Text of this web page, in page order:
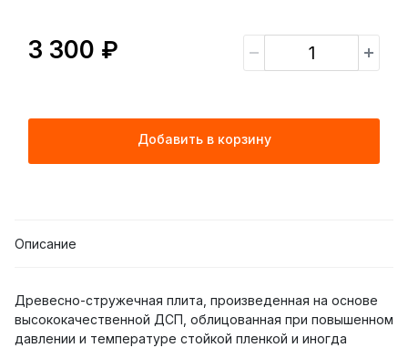
3 300 ₽
Добавить в корзину
Описание
Древесно-стружечная плита, произведенная на основе
высококачественной ДСП, облицованная при повышенном
давлении и температуре стойкой пленкой и иногда